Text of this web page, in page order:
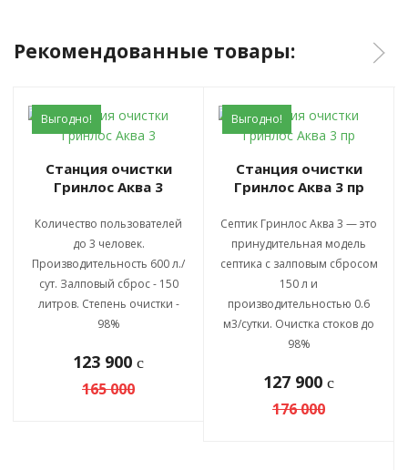
Рекомендованные товары:
Выгодно!
Станция очистки
Гринлос Аква 3
Количество пользователей
до 3 человек.
Производительность 600 л./
сут. Залповый сброс - 150
литров. Степень очистки -
98%
123 900 c
165 000
Выгодно!
Станция очистки
Гринлос Аква 3 пр
Септик Гринлос Аква 3 — это
принудительная модель
септика с залповым сбросом
150 л и
производительностью 0.6
м3/сутки. Очистка стоков до
98%
127 900 c
176 000